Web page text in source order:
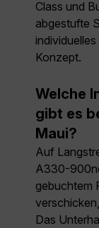
Class und
abgestufte
Konzept.
Welche
gibt es
Maui?
Auf
A330-
gebuchtem
Das